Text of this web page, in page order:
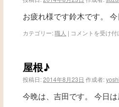
お疲れ様です鈴木です。
カテゴリー:職人 | コメントを受け
屋根♪
投稿日:2014年8月23日 作成者:
今晩は、吉田です。 今日